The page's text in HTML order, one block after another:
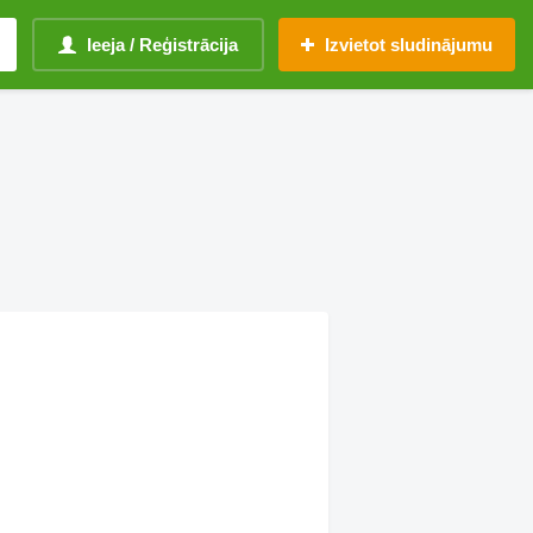
Ieeja / Reģistrācija Izvietot sludinājumu